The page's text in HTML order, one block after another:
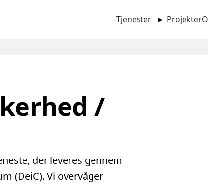
Main
navigation
Tjenester ► Projekter
/
der leveres gennem
(DeiC). Vi overvåger